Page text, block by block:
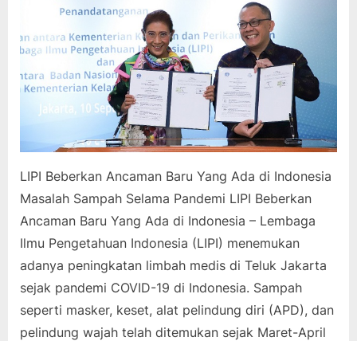
LIPI Beberkan Ancaman Baru Yang Ada di Indonesia
Masalah Sampah Selama Pandemi LIPI Beberkan
Ancaman Baru Yang Ada di Indonesia – Lembaga
Ilmu Pengetahuan Indonesia (LIPI) menemukan
adanya peningkatan limbah medis di Teluk Jakarta
sejak pandemi COVID-19 di Indonesia. Sampah
seperti masker, keset, alat pelindung diri (APD), dan
pelindung wajah telah ditemukan sejak Maret-April